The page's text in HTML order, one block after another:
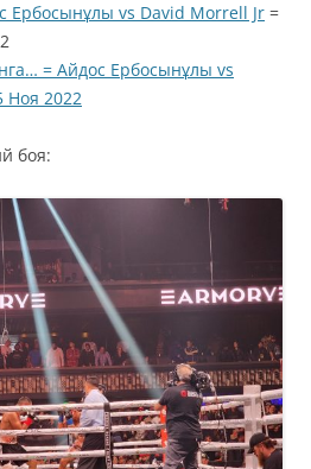
Ербосынұлы vs David Morrell Jr =
= Айдос Ербосынұлы vs
Ноя 2022
боя: